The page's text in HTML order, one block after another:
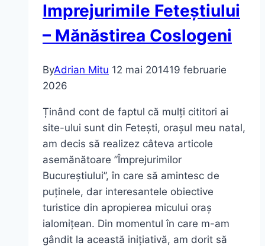
și
Peștera
Ialomiței
Complet)
Imprejurimile Feteștiului
– Mănăstirea Coslogeni
ByAdrian Mitu 12 mai 201419 februarie
2026
Ținând cont de faptul că mulți cititori ai
site-ului sunt din Fetești, orașul meu natal,
am decis să realizez câteva articole
asemănătoare ”Împrejurimilor
Bucureștiului”, în care să amintesc de
puținele, dar interesantele obiective
turistice din apropierea micului oraș
ialomițean. Din momentul în care m-am
gândit la această inițiativă, am dorit să